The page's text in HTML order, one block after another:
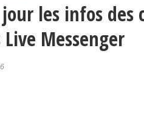
les infos des
Messenger